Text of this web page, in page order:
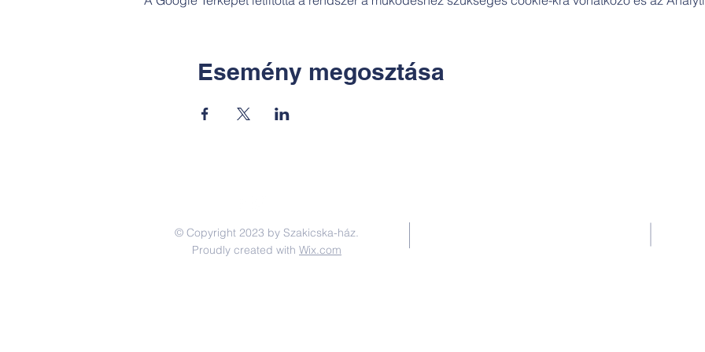
Esemény megosztása
© Copyright 2023 by Szakicska-ház.
Proudly created with Wix.com